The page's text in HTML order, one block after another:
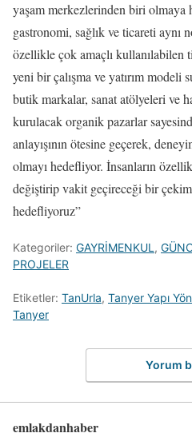
yaşam merkezlerinden biri olmaya
gastronomi, sağlık ve ticareti aynı
özellikle çok amaçlı kullanılabilen
yeni bir çalışma ve yatırım modeli
butik markalar, sanat atölyeleri ve
kurulacak organik pazarlar
anlayışının ötesine geçerek,
olmayı hedefliyor. İnsanların
değiştirip vakit geçireceği bir
hedefliyoruz”
Kategoriler: GAYRİMENKUL ,
PROJELER
Etiketler: TanUrla, Tanyer Yapı
Tanyer
Yorum
emlakdanhaber